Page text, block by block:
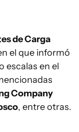
de Carga
el que informó
escalas en el
Company
, entre otras.